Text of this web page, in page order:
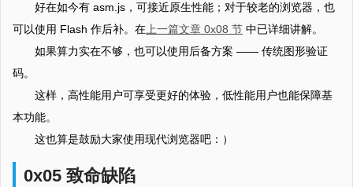
好在如今有 asm.js，可接近原生性能；对于较老的浏览器，也
可以使用 Flash 作后补。在 上一篇文章 0x08 节 中已详细讲解。
如果算力实在不够，也可以使用后备方案 —— 传统图形验证
码。
这样，高性能用户可享受更好的体验，低性能用户也能保障基
本功能。
这也算是鼓励大家使用现代浏览器吧：）
0x05 致命缺陷